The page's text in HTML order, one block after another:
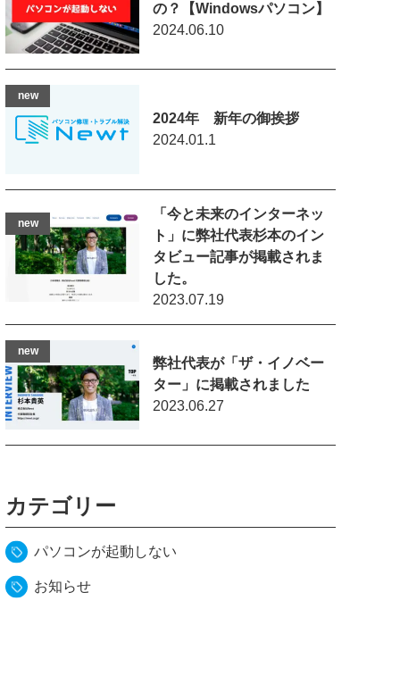
の？【Windowsパソコン】
2024.06.10
2024年 新年の御挨拶
2024.01.1
「今と未来のインターネッ
ト」に弊社代表杉本のイン
タビュー記事が掲載されま
した。
2023.07.19
弊社代表が「ザ・イノベー
ター」に掲載されました
2023.06.27
カテゴリー
パソコンが起動しない
お知らせ